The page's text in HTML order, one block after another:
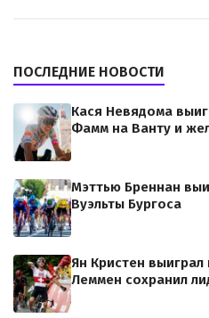
ПОСЛЕДНИЕ НОВОСТИ
Кася Невядома
Фамм на Ванту и
Мэттью Бреннан
Вуэльты Бургоса
Ян Кристен
Леммен сохранил